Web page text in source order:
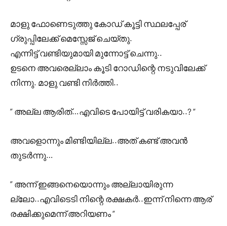
മാളു ഫോണെടുത്തു കോഡ് കൂട്ടി സ്ഥലപ്പേര്
ഗ്രുപ്പിലേക്ക് മെസ്സേജ് ചെയ്തു.
എന്നിട്ട് വണ്ടിയുമായി മുന്നോട്ട് ചെന്നു..
ഉടനെ അവരെല്ലാം കൂടി റോഡിന്റെ നടുവിലേക്ക്
നിന്നു. മാളു വണ്ടി നിർത്തി..
” അല്ല ആരിത്…എവിടെ പോയിട്ട് വരികയാ..? “
അവളൊന്നും മിണ്ടിയില്ല..അത് കണ്ട്‌ അവൻ
തുടർന്നു…
” അന്ന് ഇങ്ങനെയൊന്നും അല്ലായിരുന്ന
ല്ലോ..എവിടെടി നിന്റെ രക്ഷകർ..ഇന്ന് നിന്നെ ആര്
രക്ഷിക്കുമെന്ന് അറിയണം “